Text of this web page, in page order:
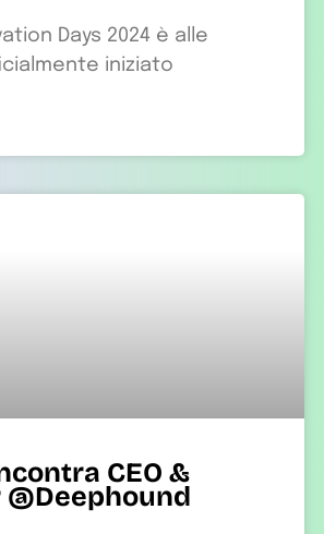
Days 2024 è alle
iniziato
CEO &